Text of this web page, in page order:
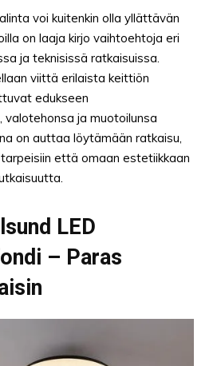
voi kuitenkin olla yllättävän
on laaja kirjo vaihtoehtoja eri
ja teknisissä ratkaisuissa.
viittä erilaista keittiön
edukseen
valotehonsa ja muotoilunsa
on auttaa löytämään ratkaisu,
että omaan estetiikkaan
LED
– Paras